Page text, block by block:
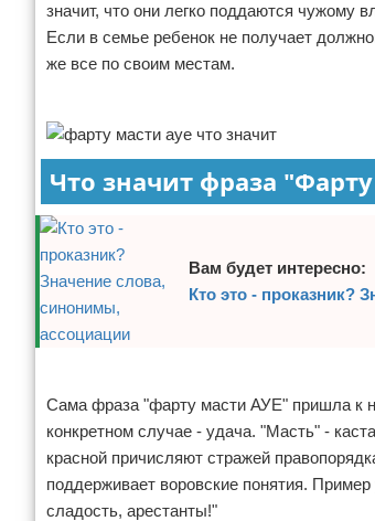
Для правообладателей
Отказ от ответственности
значит, что они легко поддаются чужому
Если в семье ребенок не получает
же все по своим местам.
Что значит фраза
Вам будет интересно:
Кто это - проказник?
Сама фраза "фарту масти АУЕ" пришла к
конкретном случае - удача. "Масть" -
красной причисляют стражей
поддерживает воровские понятия.
сладость, арестанты!"